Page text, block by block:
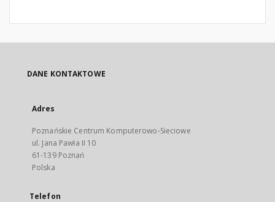
DANE KONTAKTOWE
Adres
Poznańskie Centrum Komputerowo-Sieciowe
ul. Jana Pawła II 10
61-139 Poznań
Polska
Telefon